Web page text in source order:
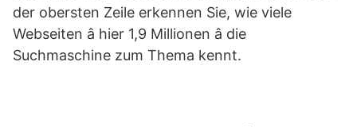
der obersten Zeile erkennen Sie, wie viele
Webseiten â hier 1,9 Millionen â die
Suchmaschine zum Thema kennt.